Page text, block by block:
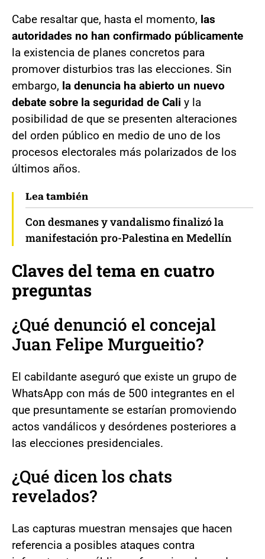
Cabe resaltar que, hasta el momento, las
autoridades no han confirmado públicamente
la existencia de planes concretos para
promover disturbios tras las elecciones. Sin
embargo, la denuncia ha abierto un nuevo
debate sobre la seguridad de Cali y la
posibilidad de que se presenten alteraciones
del orden público en medio de uno de los
procesos electorales más polarizados de los
últimos años.
Lea también
Con desmanes y vandalismo finalizó la
manifestación pro-Palestina en Medellín
Claves del tema en cuatro
preguntas
¿Qué denunció el concejal
Juan Felipe Murgueitio?
El cabildante aseguró que existe un grupo de
WhatsApp con más de 500 integrantes en el
que presuntamente se estarían promoviendo
actos vandálicos y desórdenes posteriores a
las elecciones presidenciales.
¿Qué dicen los chats
revelados?
Las capturas muestran mensajes que hacen
referencia a posibles ataques contra